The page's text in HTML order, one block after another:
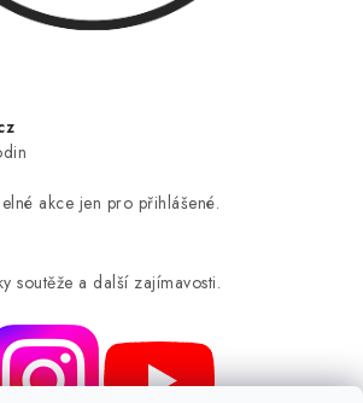
akce jen pro přihlášené.
soutěže a další zajímavosti.